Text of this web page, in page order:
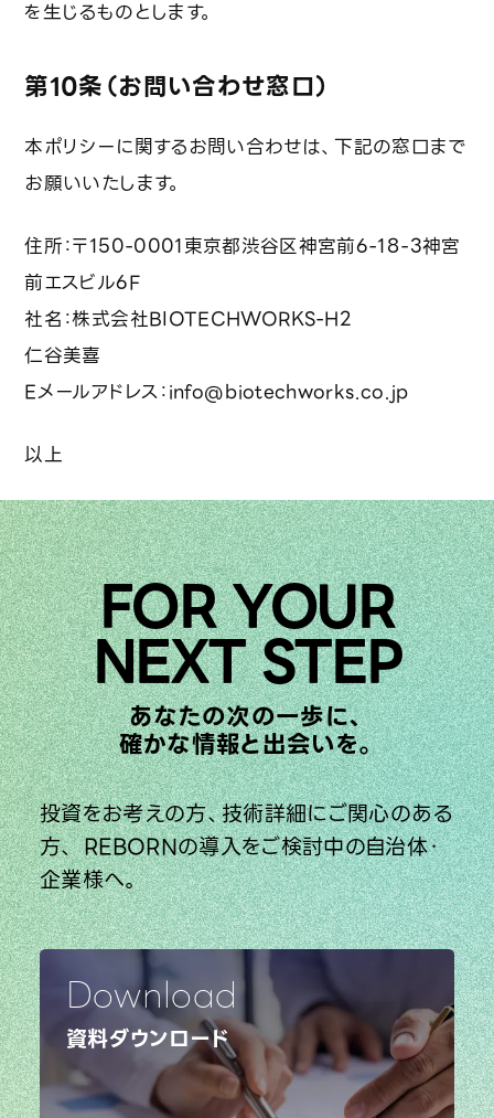
を生じるものとします。
第10条（お問い合わせ窓口）
本ポリシーに関するお問い合わせは、下記の窓口まで
お願いいたします。
住所：〒150-0001東京都渋谷区神宮前6-18-3神宮
前エスビル6F
社名：株式会社BIOTECHWORKS-H2
仁谷美喜
Eメールアドレス：info@biotechworks.co.jp
以上
FOR YOUR
NEXT STEP
あなたの次の一歩に、
確かな情報と出会いを。
投資をお考えの方、技術詳細にご関心のある
方、REBORNの導入をご検討中の自治体・
企業様へ。
Download
資料ダウンロード